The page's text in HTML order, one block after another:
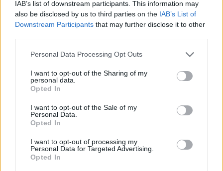
IAB’s list of downstream participants. This information may
also be disclosed by us to third parties on the IAB’s List of
Downstream Participants that may further disclose it to other
Personal Data Processing Opt Outs
I want to opt-out of the Sharing of my
personal data.
Opted In
I want to opt-out of the Sale of my
Personal Data.
Opted In
I want to opt-out of processing my
Personal Data for Targeted Advertising.
Opted In
Arrestohet pranë banesës
i dyshuari për vrasjen e
Dita e nëntë e protestës
në Divjakë, banorët djegin
kundërshtojnë bashkimin
Protestuesit vijojnë